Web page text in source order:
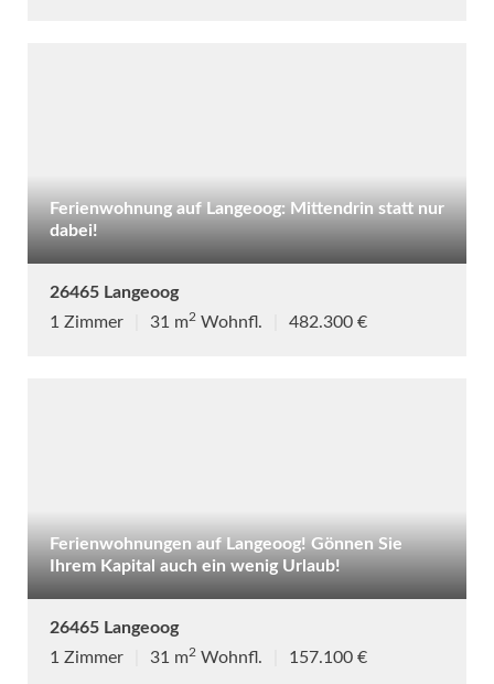
Ferienwohnung auf Langeoog: Mittendrin statt nur
dabei!
26465 Langeoog
1 Zimmer
31 m2 Wohnfl. 482.300 €
Ferienwohnungen auf Langeoog! Gönnen Sie
Ihrem Kapital auch ein wenig Urlaub!
26465 Langeoog
1 Zimmer
31 m2 Wohnfl. 157.100 €